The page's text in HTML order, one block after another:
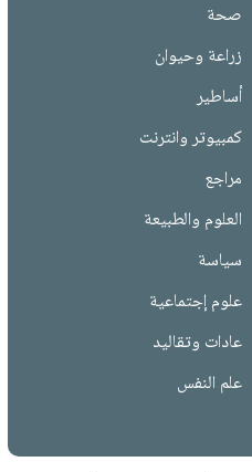
صحة
زراعة وحيوان
أساطير
كمبيوتر وانترنت
مراجع
العلوم والطبيعة
سياسة
علوم إجتماعية
عادات وتقاليد
علم النفس